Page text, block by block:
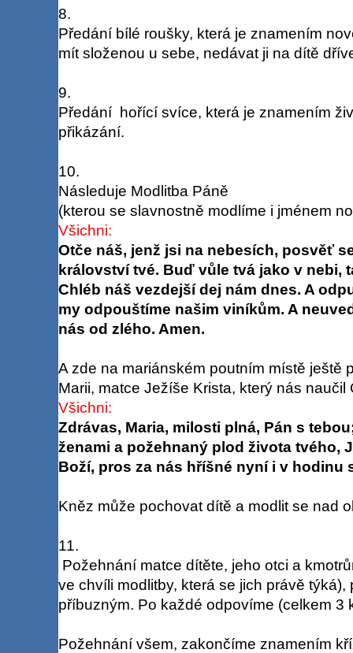
8.
Předání bílé roušky, která je znamením
mít složenou u sebe, nedávat ji na dítě
9.
Předání hořící svíce, která je znamením
přikázání.
10.
Následuje Modlitba Páně
(kterou se slavnostně modlíme i jménem
Všichni:
Otče náš, jenž jsi na nebesích, posvěť
království tvé. Buď vůle tvá jako v nebi,
Chléb náš vezdejší dej nám dnes. A
my odpouštíme našim viníkům. A
nás od zlého. Amen.
A zde na mariánském poutním místě ještě
Marii, matce Ježíše Krista, který nás naučil
Všichni:
Zdrávas, Maria, milosti plná, Pán s
ženami a požehnaný plod života tvého,
Boží, pros za nás hříšné nyní i v hodinu
Kněz může pochovat dítě a modlit se nad
11.
Požehnání matce dítěte, jeho otci a
ve chvíli modlitby, která se jich právě
příbuzným. Po každé odpovíme (celkem 3
Požehnání všem, zakončíme znamením